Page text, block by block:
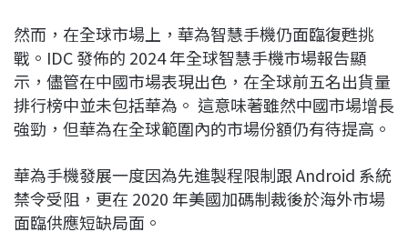
然而，在全球市場上，華為智慧手機仍面臨復甦挑
戰。IDC 發佈的 2024 年全球智慧手機市場報告顯
示，儘管在中國市場表現出色，在全球前五名出貨量
排行榜中並未包括華為。 這意味著雖然中國市場增長
強勁，但華為在全球範圍內的市場份額仍有待提高。
華為手機發展一度因為先進製程限制跟 Android 系統
禁令受阻，更在 2020 年美國加碼制裁後於海外市場
面臨供應短缺局面。